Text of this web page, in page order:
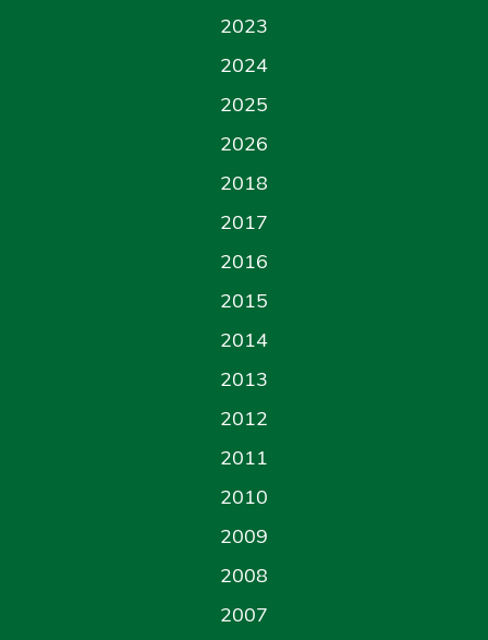
2023
2024
2025
2026
2018
2017
2016
2015
2014
2013
2012
2011
2010
2009
2008
2007